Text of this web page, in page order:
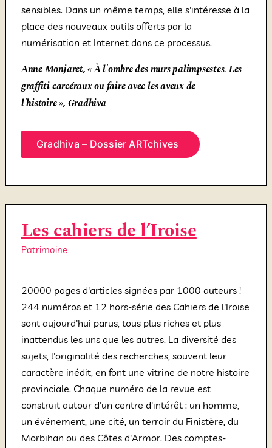
sensibles. Dans un même temps, elle s'intéresse à la
place des nouveaux outils offerts par la
numérisation et Internet dans ce processus.
AnneMonjaret,«À l'ombre des murs palimpsestes. Les
graffiti carcéraux ou faire avec les aveux de
l'histoire», Gradhiva
Gradhiva – Dossier ARTchives
Les cahiers de l’Iroise
Patrimoine
20000 pages d'articles signées par 1000 auteurs !
244 numéros et 12 hors-série des Cahiers de l'Iroise
sont aujourd'hui parus, tous plus riches et plus
inattendus les uns que les autres. La diversité des
sujets, l'originalité des recherches, souvent leur
caractère inédit, en font une vitrine de notre histoire
provinciale. Chaque numéro de la revue est
construit autour d'un centre d'intérêt : un homme,
un événement, une cité, un terroir du Finistère, du
Morbihan ou des Côtes d'Armor. Des comptes-